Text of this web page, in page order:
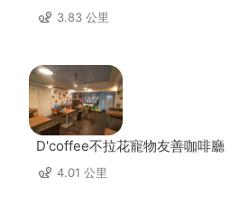
3.83 公里
D'coffee不拉花寵物友善咖啡廳
4.01 公里